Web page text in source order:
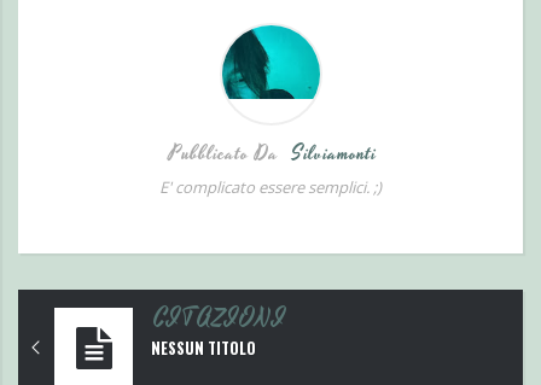
Pubblicato Da Silviamonti
E' complicato essere semplici. ;)
CITAZIONI
NESSUN TITOLO